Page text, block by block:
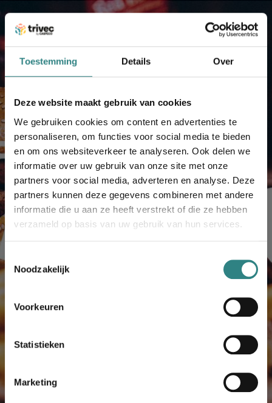
Toestemming Details Over
Deze website maakt gebruik van cookies
We gebruiken cookies om content en advertenties te
personaliseren, om functies voor social media te bieden
en om ons websiteverkeer te analyseren. Ook delen we
informatie over uw gebruik van onze site met onze
partners voor social media, adverteren en analyse. Deze
partners kunnen deze gegevens combineren met andere
informatie die u aan ze heeft verstrekt of die ze hebben
verzameld op basis van uw gebruik van hun services.
Noodzakelijk
Voorkeuren
Statistieken
Marketing
Frituur Daan
In Tisselt en omstreken is Frituur Daan sinds een
elftal jaar een gevestigde waarde. Wat begon als
groeide uit tot een succesvolle frituur in een eigen
type Trivec-kassa en het beviel ons meteen. Nu
werken we veel efficiënter en sneller dankzij het
grote, gebruiksvriendelijke scherm.
Sluitend barsysteem
gelijktijdig verwerken